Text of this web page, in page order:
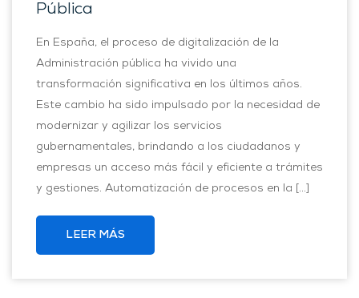
Pública
En España, el proceso de digitalización de la
Administración pública ha vivido una
transformación significativa en los últimos años.
Este cambio ha sido impulsado por la necesidad de
modernizar y agilizar los servicios
gubernamentales, brindando a los ciudadanos y
empresas un acceso más fácil y eficiente a trámites
y gestiones. Automatización de procesos en la […]
LEER MÁS